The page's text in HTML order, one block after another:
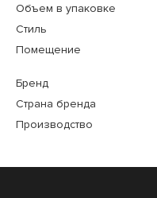
Объем в упаковке
Стиль
Помещение
Бренд
Страна бренда
Производство